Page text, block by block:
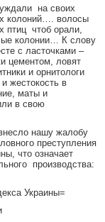
на своих
колоний…. волосы
птиц чтоб орали,
колонии… К слову
с ласточками –
цементом, ловят
и орнитологи
жестокость в
маты и
в свою
нашу жалобу
преступления
что означает
производства:
Украины=